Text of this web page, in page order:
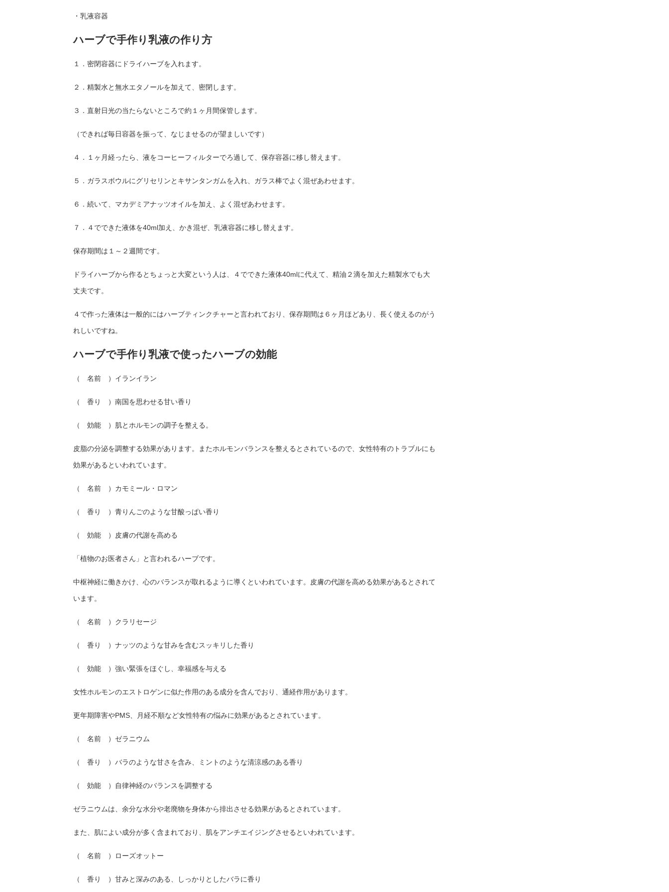
・乳液容器
ハーブで手作り乳液の作り方
１．密閉容器にドライハーブを入れます。
２．精製水と無水エタノールを加えて、密閉します。
３．直射日光の当たらないところで約１ヶ月間保管します。
（できれば毎日容器を振って、なじませるのが望ましいです）
４．１ヶ月経ったら、液をコーヒーフィルターでろ過して、保存容器に移し替えます。
５．ガラスボウルにグリセリンとキサンタンガムを入れ、ガラス棒でよく混ぜあわせます。
６．続いて、マカデミアナッツオイルを加え、よく混ぜあわせます。
７．４でできた液体を40ml加え、かき混ぜ、乳液容器に移し替えます。
保存期間は１～２週間です。
ドライハーブから作るとちょっと大変という人は、４でできた液体40mlに代えて、精油２滴を加えた精製水でも大
丈夫です。
４で作った液体は一般的にはハーブティンクチャーと言われており、保存期間は６ヶ月ほどあり、長く使えるのがう
れしいですね。
ハーブで手作り乳液で使ったハーブの効能
（ 名前 ）イランイラン
（ 香り ）南国を思わせる甘い香り
（ 効能 ）肌とホルモンの調子を整える。
皮脂の分泌を調整する効果があります。またホルモンバランスを整えるとされているので、女性特有のトラブルにも
効果があるといわれています。
（ 名前 ）カモミール・ロマン
（ 香り ）青りんごのような甘酸っぱい香り
（ 効能 ）皮膚の代謝を高める
「植物のお医者さん」と言われるハーブです。
中枢神経に働きかけ、心のバランスが取れるように導くといわれています。皮膚の代謝を高める効果があるとされて
います。
（ 名前 ）クラリセージ
（ 香り ）ナッツのような甘みを含むスッキリした香り
（ 効能 ）強い緊張をほぐし、幸福感を与える
女性ホルモンのエストロゲンに似た作用のある成分を含んでおり、通経作用があります。
更年期障害やPMS、月経不順など女性特有の悩みに効果があるとされています。
（ 名前 ）ゼラニウム
（ 香り ）バラのような甘さを含み、ミントのような清涼感のある香り
（ 効能 ）自律神経のバランスを調整する
ゼラニウムは、余分な水分や老廃物を身体から排出させる効果があるとされています。
また、肌によい成分が多く含まれており、肌をアンチエイジングさせるといわれています。
（ 名前 ）ローズオットー
（ 香り ）甘みと深みのある、しっかりとしたバラに香り